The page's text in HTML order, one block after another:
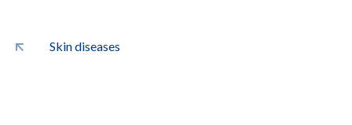
Skin diseases